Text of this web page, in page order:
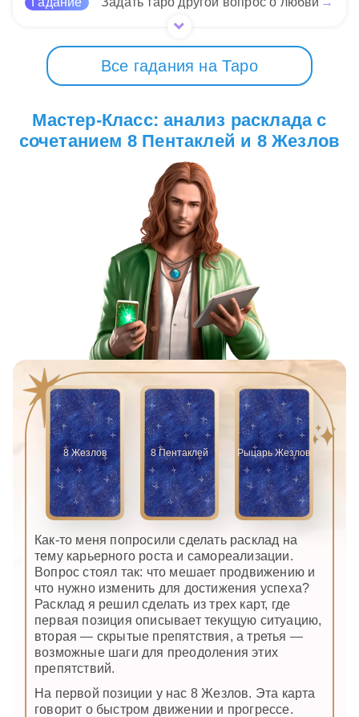
Все гадания на Таро
Мастер-Класс: анализ расклада с
сочетанием 8 Пентаклей и 8 Жезлов
8 Жезлов 8 Пентаклей Рыцарь Жезлов
Как-то меня попросили сделать расклад на
тему карьерного роста и самореализации.
Вопрос стоял так: что мешает продвижению и
что нужно изменить для достижения успеха?
Расклад я решил сделать из трех карт, где
первая позиция описывает текущую ситуацию,
вторая — скрытые препятствия, а третья —
возможные шаги для преодоления этих
препятствий.
На первой позиции у нас 8 Жезлов. Эта карта
говорит о быстром движении и прогрессе.